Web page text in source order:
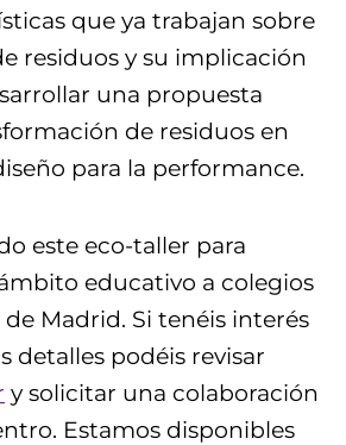
que ya trabajan sobre
residuos y su implicación
una propuesta
de residuos en
para la performance.
este eco-taller para
educativo a colegios
Madrid. Si tenéis interés
detalles podéis revisar
y solicitar una colaboración
Estamos disponibles